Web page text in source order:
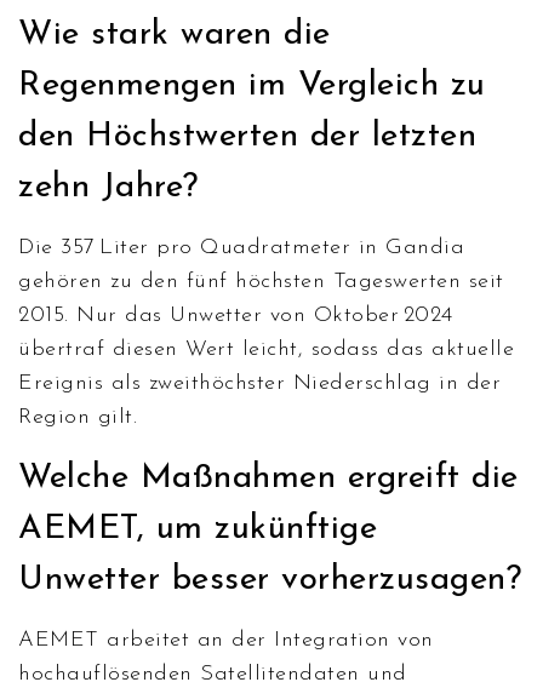
Wie stark waren die
Regenmengen im Vergleich zu
den Höchstwerten der letzten
zehn Jahre?
Die 357 Liter pro Quadratmeter in Gandia
gehören zu den fünf höchsten Tageswerten seit
2015. Nur das Unwetter von Oktober 2024
übertraf diesen Wert leicht, sodass das aktuelle
Ereignis als zweithöchster Niederschlag in der
Region gilt.
Welche Maßnahmen ergreift die
AEMET, um zukünftige
Unwetter besser vorherzusagen?
AEMET arbeitet an der Integration von
hochauflösenden Satellitendaten und